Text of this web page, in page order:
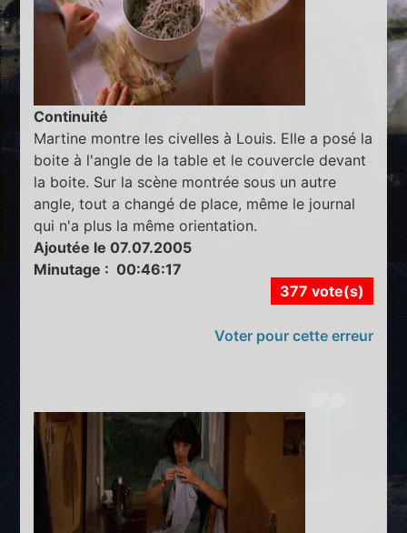
Continuité
Martine montre les civelles à Louis. Elle a posé la
boite à l'angle de la table et le couvercle devant
la boite. Sur la scène montrée sous un autre
angle, tout a changé de place, même le journal
qui n'a plus la même orientation.
Ajoutée le 07.07.2005
Minutage : 00:46:17
377 vote(s)
Voter pour cette erreur